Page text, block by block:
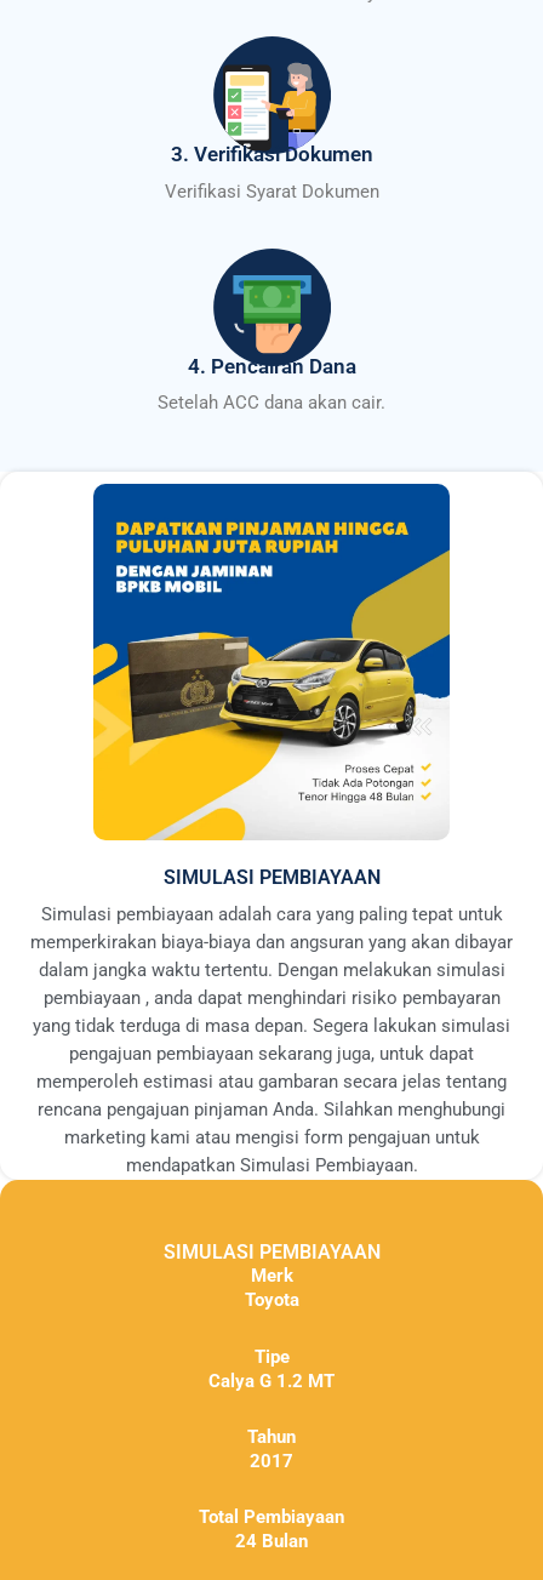
3. Verifikasi Dokumen
Verifikasi Syarat Dokumen
4. Pencairan Dana
Setelah ACC dana akan cair.
SIMULASI PEMBIAYAAN
Simulasi pembiayaan adalah cara yang paling tepat untuk
memperkirakan biaya-biaya dan angsuran yang akan dibayar
dalam jangka waktu tertentu. Dengan melakukan simulasi
pembiayaan , anda dapat menghindari risiko pembayaran
yang tidak terduga di masa depan. Segera lakukan simulasi
pengajuan pembiayaan sekarang juga, untuk dapat
memperoleh estimasi atau gambaran secara jelas tentang
rencana pengajuan pinjaman Anda. Silahkan menghubungi
marketing kami atau mengisi form pengajuan untuk
mendapatkan Simulasi Pembiayaan.
SIMULASI PEMBIAYAAN
Merk
Toyota
Tipe
Calya G 1.2 MT
Tahun
2017
Total Pembiayaan
24 Bulan